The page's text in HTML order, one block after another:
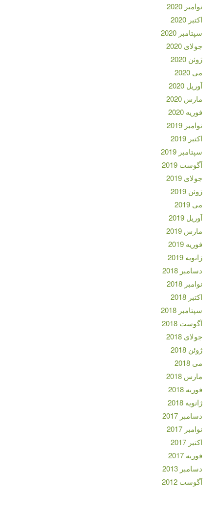
نوامبر 2020
اکتبر 2020
سپتامبر 2020
جولای 2020
ژوئن 2020
می 2020
آوریل 2020
مارس 2020
فوریه 2020
نوامبر 2019
اکتبر 2019
سپتامبر 2019
آگوست 2019
جولای 2019
ژوئن 2019
می 2019
آوریل 2019
مارس 2019
فوریه 2019
ژانویه 2019
دسامبر 2018
نوامبر 2018
اکتبر 2018
سپتامبر 2018
آگوست 2018
جولای 2018
ژوئن 2018
می 2018
مارس 2018
فوریه 2018
ژانویه 2018
دسامبر 2017
نوامبر 2017
اکتبر 2017
فوریه 2017
دسامبر 2013
آگوست 2012